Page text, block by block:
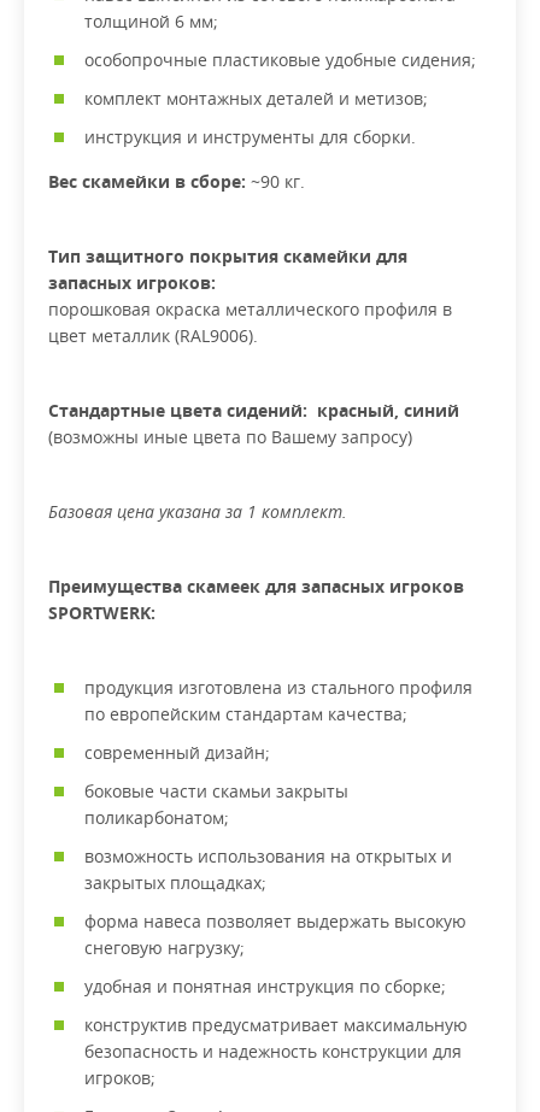
толщиной 6 мм;
особопрочные пластиковые удобные сидения;
комплект монтажных деталей и метизов;
инструкция и инструменты для сборки.
Вес скамейки в сборе: ~90 кг.
Тип защитного покрытия скамейки для
запасных игроков:
порошковая окраска металлического профиля в
цвет металлик (RAL9006).
Стандартные цвета сидений: красный, синий
(возможны иные цвета по Вашему запросу)
Базовая цена указана за 1 комплект.
Преимущества скамеек для запасных игроков
SPORTWERK:
продукция изготовлена из стального профиля
по европейским стандартам качества;
современный дизайн;
боковые части скамьи закрыты
поликарбонатом;
возможность использования на открытых и
закрытых площадках;
форма навеса позволяет выдержать высокую
снеговую нагрузку;
удобная и понятная инструкция по сборке;
конструктив предусматривает максимальную
безопасность и надежность конструкции для
игроков;